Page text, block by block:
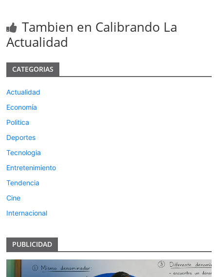
Tambien en Calibrando La
Actualidad
CATEGORIAS
Actualidad
Economía
Politica
Deportes
Tecnologia
Entretenimiento
Tendencia
Cine
Internacional
PUBLICIDAD